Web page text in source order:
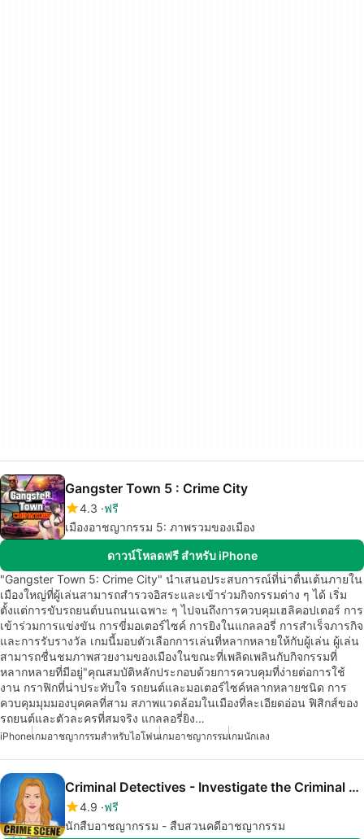
Gangster Town 5 : Crime City
4.3 ฟรี
เมืองอาชญากรรม 5: ภาพรวมของเมือง
ดาวน์โหลดฟรี สำหรับ iPhone
"Gangster Town 5: Crime City" นำเสนอประสบการณ์ที่น่าตื่นเต้นภายใน
เมืองใหญ่ที่ผู้เล่นสามารถสำรวจอิสระและเข้าร่วมกิจกรรมต่าง ๆ ได้ เริ่ม
ตั้งแต่การขับรถยนต์บนถนนเฉพาะ ๆ ไปจนถึงการควบคุมเฮลิคอปเตอร์ การ
เข้าร่วมการแข่งขัน การขี่มอเตอร์ไซค์ การยิงในแกลลอรี่ การสำเร็จภารกิจ
และการรับรางวัล เกมนี้มอบตัวเลือกการเล่นที่หลากหลายให้กับผู้เล่น ผู้เล่น
สามารถชื่นชมภาพสวยงามของเมืองในขณะที่เพลิดเพลินกับกิจกรรมที่
หลากหลายที่มีอยู่"คุณสมบัติหลักประกอบด้วยการควบคุมที่ง่ายต่อการใช้
งาน กราฟิกที่น่าประทับใจ รถยนต์และมอเตอร์ไซค์หลากหลายชนิด การ
ควบคุมมุมมองบุคคลที่สาม สภาพแวดล้อมในเมืองที่ละเอียดอ่อน ฟิสิกส์ของ
รถยนต์และตัวละครที่สมจริง แกลลอรี่ยิง…
iPhoneเกมอาชญากรรมสำหรับไอโฟนเกมอาชญากรรมเกมนักเลง
Criminal Detectives - Investigate the Criminal Case
4.9 ฟรี
นักสืบอาชญากรรม - สืบสวนคดีอาชญากรรม